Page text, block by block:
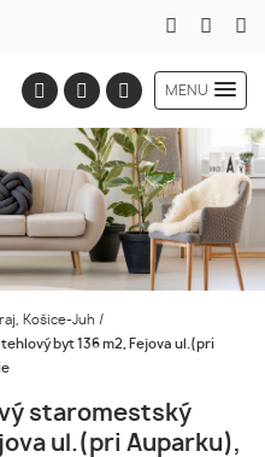
MENU
Košice-Juh /
byt 136 m2, Fejova ul.(pri
staromestský
ul.(pri Auparku),